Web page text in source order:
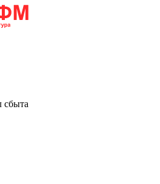
сбыта